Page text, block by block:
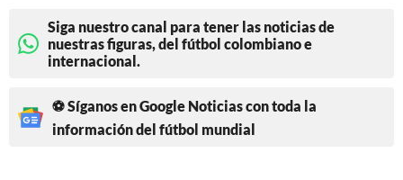
Siga nuestro canal para tener las noticias de
nuestras figuras, del fútbol colombiano e
internacional.
⚽ Síganos en Google Noticias con toda la
información del fútbol mundial